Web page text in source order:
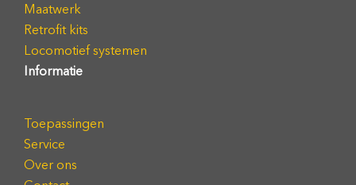
Maatwerk
Retrofit kits
Locomotief systemen
Informatie
Toepassingen
Service
Over ons